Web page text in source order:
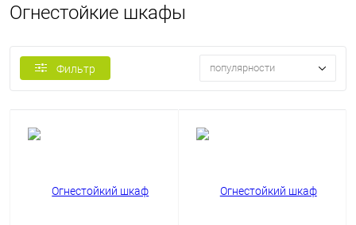
Огнестойкие шкафы
Фильтр популярности